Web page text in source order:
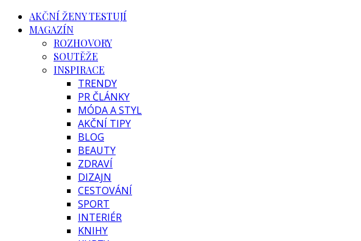
AKČNÍ ŽENY TESTUJÍ
MAGAZÍN
ROZHOVORY
SOUTĚŽE
INSPIRACE
TRENDY
PR ČLÁNKY
MÓDA A STYL
AKČNÍ TIPY
BLOG
BEAUTY
ZDRAVÍ
DIZAJN
CESTOVÁNÍ
SPORT
INTERIÉR
KNIHY